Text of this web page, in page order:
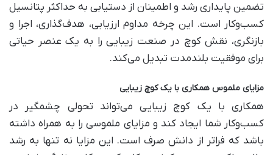
تضمین پایداری رشد و اطمینان از دستیابی به حداکثر پتانسیل
کسب‌وکار است. این چرخه مداوم ارزیابی، هدف‌گذاری، اجرا و
بازنگری، نقش کوچ در صنعت زیبایی را به یک عنصر حیاتی
برای موفقیت بلندمدت تبدیل می‌کند.
مزایای ملموس همکاری با یک کوچ زیبایی
همکاری با یک کوچ زیبایی می‌تواند تحولی چشمگیر در
کسب‌وکار شما ایجاد کند و مزایای ملموسی را به همراه داشته
باشد که فراتر از دانش صرف است. این مزایا نه تنها به رشد